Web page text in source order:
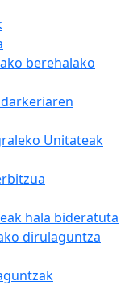
berehalako
Unitateak
hala bideratuta
dirulaguntza